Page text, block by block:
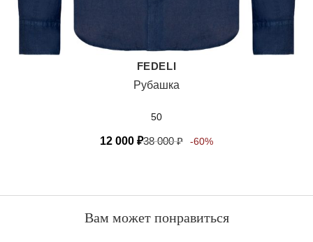
FEDELI
Рубашка
50
12 000 ₽38 000₽ -60%
Вам может понравиться